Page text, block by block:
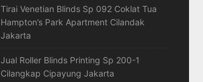
Tirai Venetian Blinds Sp 092 Coklat Tua
Hampton’s Park Apartment Cilandak
Jakarta
Jual Roller Blinds Printing Sp 200-1
Cilangkap Cipayung Jakarta